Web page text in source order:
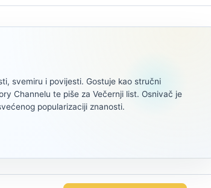
svemiru i povijesti. Gostuje kao stručni
Channelu te piše za Večernji list. Osnivač je
popularizaciji znanosti.